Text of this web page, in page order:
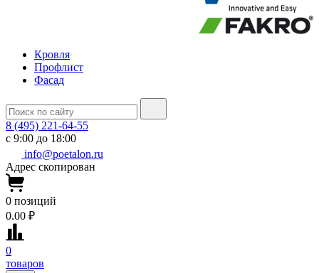
Кровля
Профлист
Фасад
8 (495) 221-64-55
с 9:00 до 18:00
info@poetalon.ru
Адрес скопирован
0 позиций
0.00 ₽
0
товаров